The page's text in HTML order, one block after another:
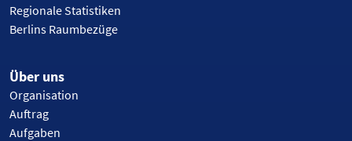
Regionale Statistiken
Berlins Raumbezüge
Über uns
Organisation
Auftrag
Aufgaben